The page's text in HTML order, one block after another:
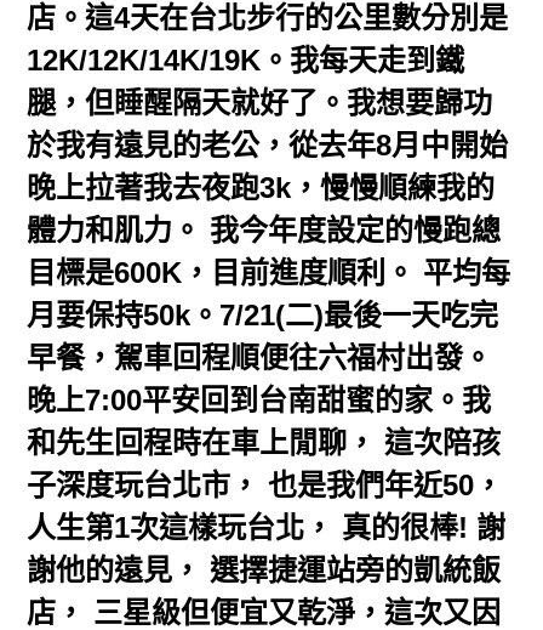
店。這4天在台北步行的公里數分別是
12K/12K/14K/19K。我每天走到鐵
腿，但睡醒隔天就好了。我想要歸功
於我有遠見的老公，從去年8月中開始
晚上拉著我去夜跑3k，慢慢順練我的
體力和肌力。 我今年度設定的慢跑總
目標是600K，目前進度順利。 平均每
月要保持50k。7/21(二)最後一天吃完
早餐，駕車回程順便往六福村出發。
晚上7:00平安回到台南甜蜜的家。我
和先生回程時在車上閒聊， 這次陪孩
子深度玩台北市， 也是我們年近50，
人生第1次這樣玩台北， 真的很棒! 謝
謝他的遠見， 選擇捷運站旁的凱統飯
店， 三星級但便宜又乾淨，這次又因